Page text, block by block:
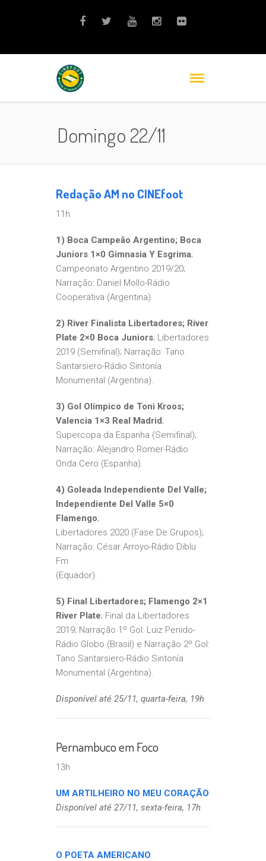
Domingo 22/11
Redação AM no CINEfoot
11h
1) Boca Campeão Argentino; Boca
Juniors 1×0 Gimnasia Y Esgrima;
Campeonato Argentino 2019/20;
Narração: Daniel Mollo-Rádio
Cooperativa (Argentina).
2) River Finalista Libertadores; River
Plate 2×0 Boca Juniors; Libertadores
2019 (Semifinal); Narração: Tano
Santarsiero-Rádio Sintonía
Monumental (Argentina).
3) Gol Olímpico de Toni Kroos;
Valencia 1×3 Real Madrid;
Supercopa da Espanha (Semifinal);
Narração: Alejandro Romer-Rádio
Onda Cero (Espanha).
4) Goleada Independiente Del Valle;
Independiente Del Valle 5×0
Flamengo;
Libertadores 2020 (Fase De Grupos);
Narração: César Arroyo-Rádio Diblu
Fm
(Equador).
5) Final Libertadores; Flamengo 2×1
River Plate; Final da Libertadores
2019; Narração 1º Gol: Luiz Penido-
Rádio Globo (Brasil) e Narração 2º Gol:
Tano Santarsiero-Rádio Sintonía
Monumental (Argentina).
Disponível até 25/11, quarta-feira, 19h
Pernambuco em Foco
13h
UM ARTILHEIRO NO MEU CORAÇÃO
Disponível até 27/11, sexta-feira, 17h
O POETA AMERICANO